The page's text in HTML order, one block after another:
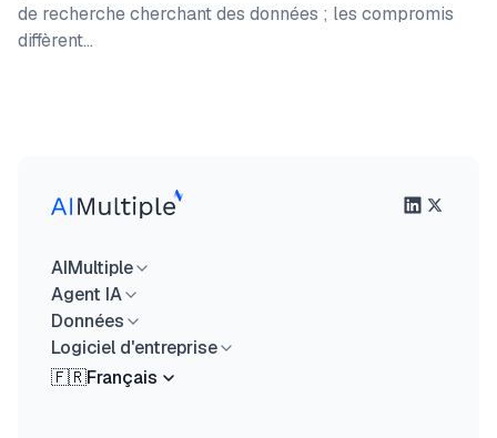
de recherche cherchant des données ; les compromis
diffèrent…
AIMultiple
Agent IA
Données
Logiciel d'entreprise
🇫🇷Français